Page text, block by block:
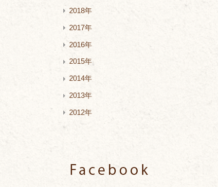
2018年
2017年
2016年
2015年
2014年
2013年
2012年
Facebook